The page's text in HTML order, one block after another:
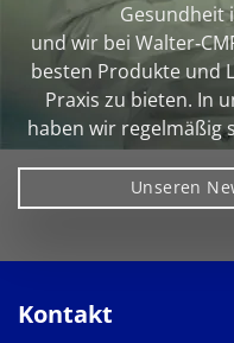
Gesundheit
und wir bei
besten Produkte und
Praxis zu bieten. In
haben wir regelmäßig
Unseren
Kontakt